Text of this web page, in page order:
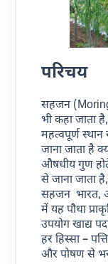
परिचय
सहजन
भी कहा जाता
महत्वपूर्ण
जाना जाता है
औषधीय गुण
से जाना जाता
सहजन भारत,
में यह पौधा
उपयोग खाद्य
हर हिस्सा –
और पोषण से